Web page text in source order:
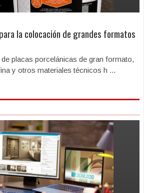
la colocación de grandes formatos
placas porcelánicas de gran formato,
y otros materiales técnicos h ...